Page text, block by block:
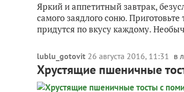
Яркий и аппетитный завтрак,
самого заядлого соню.
придутся по вкусу каждому.
lublu_gotovit 26 августа 2016, 11:31 в
Хрустящие пшеничные